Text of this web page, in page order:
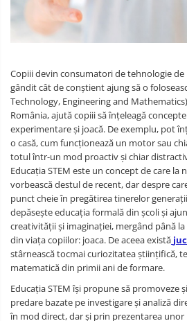
Radio
RS-232
RS-485
RTC
Telecomenzi
Micro Metal
Motoare
Motor 37D
Motoreductor plastic
Stepper
Sub-Micro
Tamiya
Roti si Senile
Rulmenti
Sasiu
Servomotoare
Suruburi, Piulite, Conectare
Intel
Latte Panda
Micro:bit
Nvidia
Olinuxino
Photon
PIC
Platforme de dezvoltare
Python
Teensy
Thing
TI
Lumina
Magnetic
PIR
Radar
Sonar
Sunet
Tensiune
Termocuple
Video
Vreme
Surse de alimentare
Copiii devin consumatori de tehnologie de
gândit cât de conștient ajung să o
Technology, Engineering and
România, ajută copiii să înțeleagă
experimentare și joacă. De exemplu, pot
o casă, cum funcționează un motor sau
totul într-un mod proactiv și chiar
Educația STEM este un concept de care la
vorbească destul de recent, dar despre
punct cheie în pregătirea tinerelor
depăsește educația formală din școli și
creativității și imaginației, mergând până
din viața copiilor: joaca. De aceea există
stârnească tocmai curiozitatea științifică,
matematică din primii ani de formare.
Educația STEM își propune să promoveze
predare bazate pe investigare și analiză
în mod direct, dar și prin prezentarea unor